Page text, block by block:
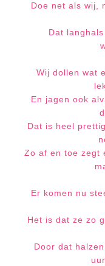
Doe net als wij,
Dat
Wij dollen wat
En jagen ook
Dat is heel
Zo af en toe zegt
Er komen nu
Het is dat ze zo
Door dat